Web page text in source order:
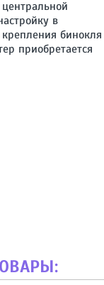
в
бинокля
приобретается